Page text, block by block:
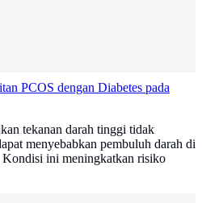
PCOS dengan Diabetes pada
tekanan darah tinggi tidak
menyebabkan pembuluh darah di
ini meningkatkan risiko